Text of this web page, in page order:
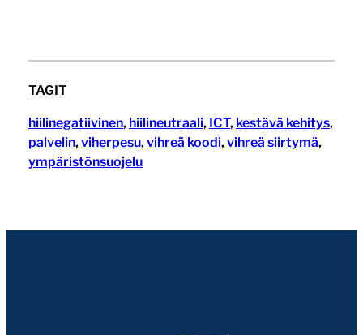
TAGIT
hiilinegatiivinen, hiilineutraali, ICT, kestävä kehitys
palvelin, viherpesu, vihreä koodi, vihreä siirtymä
ympäristönsuojelu